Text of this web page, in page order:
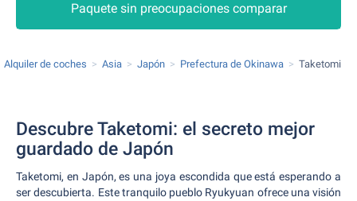
Paquete sin preocupaciones comparar
Alquiler de coches Asia Japón Prefectura de Okinawa Taketomi
Descubre Taketomi: el secreto mejor
guardado de Japón
Taketomi, en Japón, es una joya escondida que está esperando a
ser descubierta. Este tranquilo pueblo Ryukyuan ofrece una visión